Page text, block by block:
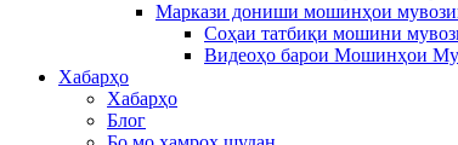
Маркази дониши мошинҳои
Соҳаи татбиқи мошини
Видеоҳо барои Мошинҳои
Хабарҳо
Хабарҳо
Блог